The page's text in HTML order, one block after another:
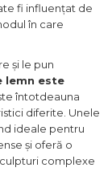
fi influențat de
în care
și le pun
lemn este
întotdeauna
diferite. Unele
ideale pentru
și oferă o
complexe